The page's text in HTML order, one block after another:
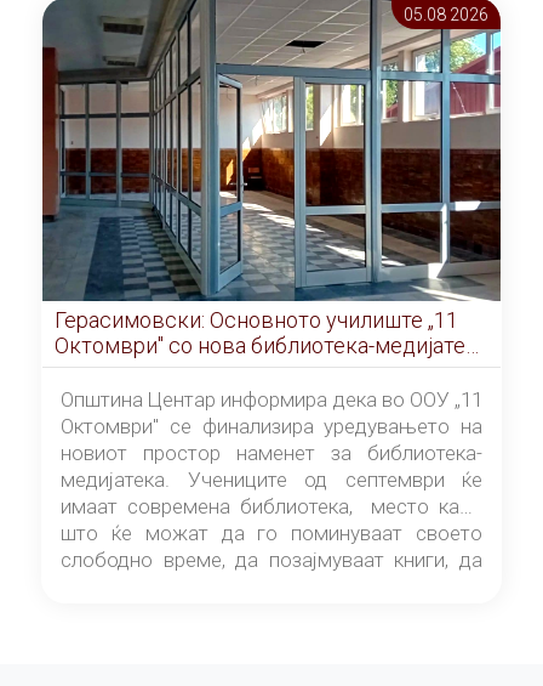
05.08 2026
Герасимовски: Основното училиште „11
Октомври" со нова библиотека-медијатека
од септември
Општина Центар информира дека во ООУ „11
Октомври" се финализира уредувањето на
новиот простор наменет за библиотека-
медијатека. Учениците од септември ќе
имаат современа библиотека, место каде
што ќе можат да го поминуваат своето
слободно време, да позајмуваат книги, да